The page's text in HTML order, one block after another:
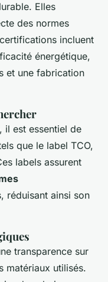
Elles
des normes
incluent
énergétique,
et une fabrication
il est essentiel de
que le label TCO,
labels assurent
réduisant ainsi son
transparence sur
matériaux utilisés.